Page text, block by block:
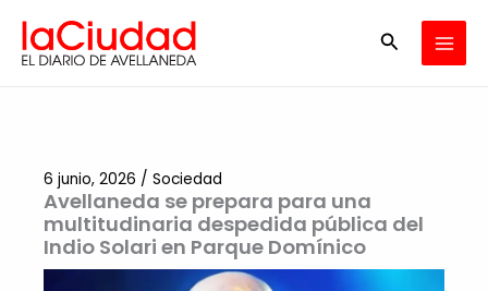
contenido
Buscar
Avellaneda se prepara para una
multitudinaria despedida pública del
Indio Solari en Parque Domínico
6 junio, 2026 / Sociedad